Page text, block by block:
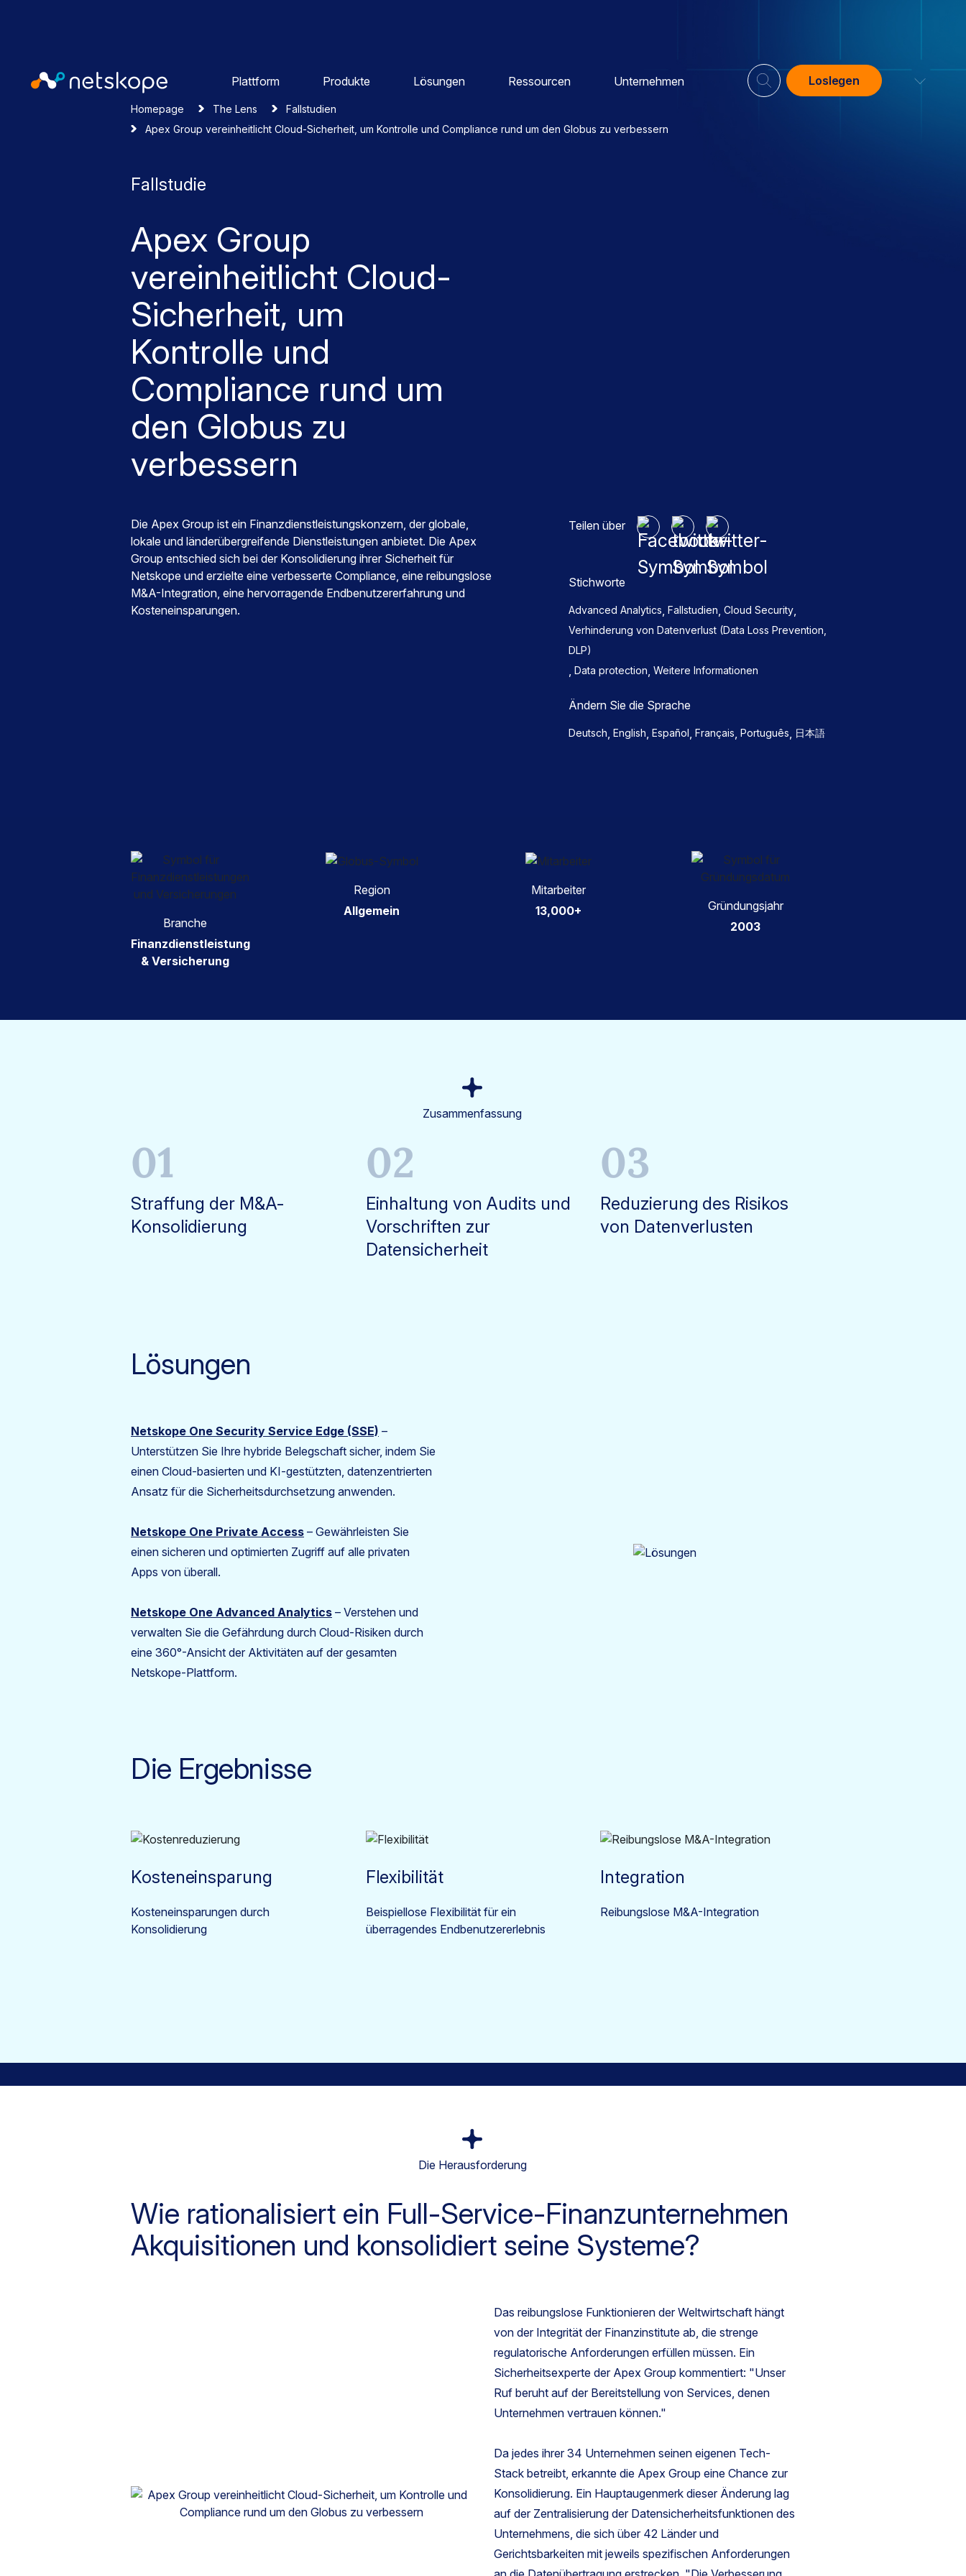
Plattform Produkte Lösungen Ressourcen Unternehmen Loslegen
Homepage The Lens
Fallstudien
Apex Group vereinheitlicht Cloud-Sicherheit, um Kontrolle und Compliance rund um den Globus zu verbessern
Fallstudie
Apex Group
vereinheitlicht Cloud-
Sicherheit, um
Kontrolle und
Compliance rund um
den Globus zu
verbessern
Die Apex Group ist ein Finanzdienstleistungskonzern, der globale,
lokale und länderübergreifende Dienstleistungen anbietet. Die Apex
Group entschied sich bei der Konsolidierung ihrer Sicherheit für
Netskope und erzielte eine verbesserte Compliance, eine reibungslose
M&A-Integration, eine hervorragende Endbenutzererfahrung und
Kosteneinsparungen.
Teilen über
Stichworte
Advanced Analytics, Fallstudien, Cloud Security,
Verhinderung von Datenverlust (Data Loss Prevention,
DLP)
, Data protection, Weitere Informationen
Ändern Sie die Sprache
Deutsch, English, Español, Français, Português, 日本語
Branche
Finanzdienstleistung
& Versicherung
Region
Allgemein
Mitarbeiter
13,000+
Gründungsjahr
2003
Zusammenfassung
01
Straffung der M&A-
Konsolidierung
02
Einhaltung von Audits und
Vorschriften zur
Datensicherheit
03
Reduzierung des Risikos
von Datenverlusten
Lösungen
Netskope One Security Service Edge (SSE) –
Unterstützen Sie Ihre hybride Belegschaft sicher, indem Sie
einen Cloud-basierten und KI-gestützten, datenzentrierten
Ansatz für die Sicherheitsdurchsetzung anwenden.
Netskope One Private Access – Gewährleisten Sie
einen sicheren und optimierten Zugriff auf alle privaten
Apps von überall.
Netskope One Advanced Analytics – Verstehen und
verwalten Sie die Gefährdung durch Cloud-Risiken durch
eine 360°-Ansicht der Aktivitäten auf der gesamten
Netskope-Plattform.
Die Ergebnisse
Kosteneinsparung
Kosteneinsparungen durch
Konsolidierung
Flexibilität
Beispiellose Flexibilität für ein
überragendes Endbenutzererlebnis
Integration
Reibungslose M&A-Integration
Die Herausforderung
Wie rationalisiert ein Full-Service-Finanzunternehmen
Akquisitionen und konsolidiert seine Systeme?
Das reibungslose Funktionieren der Weltwirtschaft hängt
von der Integrität der Finanzinstitute ab, die strenge
regulatorische Anforderungen erfüllen müssen. Ein
Sicherheitsexperte der Apex Group kommentiert: "Unser
Ruf beruht auf der Bereitstellung von Services, denen
Unternehmen vertrauen können."
Da jedes ihrer 34 Unternehmen seinen eigenen Tech-
Stack betreibt, erkannte die Apex Group eine Chance zur
Konsolidierung. Ein Hauptaugenmerk dieser Änderung lag
auf der Zentralisierung der Datensicherheitsfunktionen des
Unternehmens, die sich über 42 Länder und
Gerichtsbarkeiten mit jeweils spezifischen Anforderungen